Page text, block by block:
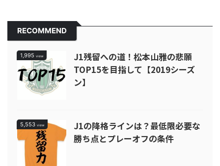
RECOMMEND
1,995 view
J1残留への道！松本山雅の悲願
TOP15を目指して【2019シーズ
ン】
5,553 view
J1の降格ラインは？最低限必要な
勝ち点とプレーオフの条件